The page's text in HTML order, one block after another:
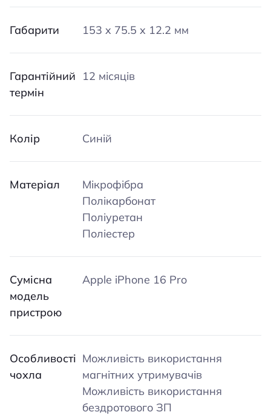
Габарити 153 x 75.5 x 12.2 мм
Гарантійний
термін
12 місяців
Колір Синій
Матеріал
Мікрофібра
Полікарбонат
Поліуретан
Поліестер
Сумісна
модель
пристрою
Apple iPhone 16 Pro
Особливості
чохла
Можливість використання
магнітних утримувачів
Можливість використання
бездротового ЗП